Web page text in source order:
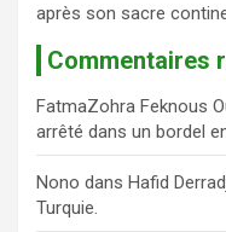
après son sacre
Commentaires
FatmaZohra Feknous
arrêté dans un bordel
Nono dans Hafid
Turquie.